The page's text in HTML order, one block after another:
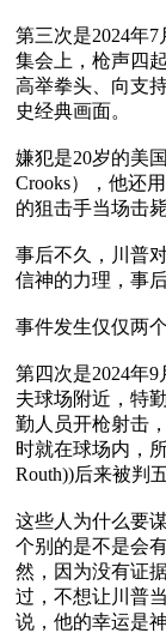
第三次是2024年
集会上，枪声四
高举拳头、向支
史经典画面。
嫌犯是20岁的美
Crooks​），他还
的狙击手当场击毙
事后不久，川普
信神的力理，事
事件发生仅仅两
第四次是2024年
夫球场附近，特
勤人员开枪射击
时就在球场内，
Routh))后来被判
这些人为什么要
个别的是不是会
然，因为没有证
过，不想让川普
说，他的幸运是